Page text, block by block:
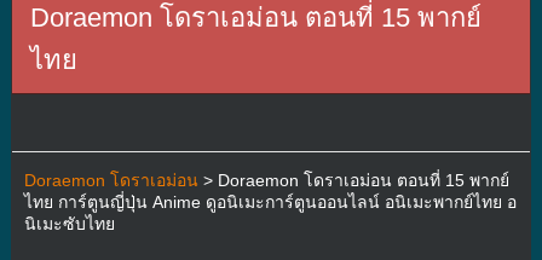
Doraemon โดราเอม่อน ตอนที่ 15 พากย์
ไทย
Doraemon โดราเอม่อน> Doraemon โดราเอม่อน ตอนที่ 15 พากย์
ไทย การ์ตูนญี่ปุ่น Anime ดูอนิเมะการ์ตูนออนไลน์ อนิเมะพากย์ไทย อ
นิเมะซับไทย